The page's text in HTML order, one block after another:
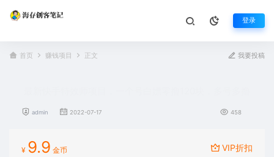
登录
首页 赚钱项目 正文 我要投稿
admin 2022-07-17 458
¥ 9.9 金币 VIP折扣